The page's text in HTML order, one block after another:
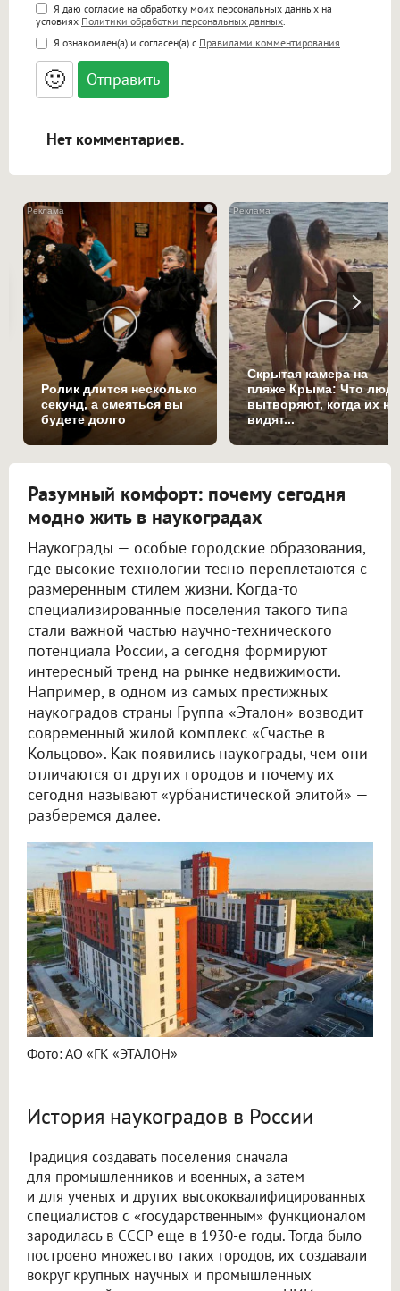
Поддержка HTML
<b>, <strong>, <u>, <i>, <em>, <s>, <big>,
<small>, <sup>, <sub>, <pre>, <ul>, <ol>, <li>,
<blockquote>, <code> экранирует HTML,
адреса URL автоматически становятся
ссылками, и [img]адрес[/img] будет
Я даю согласие на обработку моих персональных данных на
условиях Политики обработки персональных данных.
Я ознакомлен(а) и согласен(а) с Правилами комментирования.
🙂
Нет комментариев.
i
Ролик длится несколько
секунд, а смеяться вы
будете долго
Скрытая камера на
пляже Крыма: Что
вытворяют, когда их не
видят...
Разумный комфорт: почему сегодня
модно жить в наукоградах
Наукограды — особые городские образования,
где высокие технологии тесно переплетаются с
размеренным стилем жизни. Когда-то
специализированные поселения такого типа
стали важной частью научно-технического
потенциала России, а сегодня формируют
интересный тренд на рынке недвижимости.
Например, в одном из самых престижных
наукоградов страны Группа «Эталон» возводит
современный жилой комплекс «Счастье в
Кольцово». Как появились наукограды, чем они
отличаются от других городов и почему их
сегодня называют «урбанистической элитой» —
разберемся далее.
Фото: АО «ГК «ЭТАЛОН»
История наукоградов в России
Традиция создавать поселения сначала
для промышленников и военных, а затем
и для ученых и других высококвалифицированных
специалистов с «государственным» функционалом
зародилась в СССР еще в 1930-е годы. Тогда было
построено множество таких городов, их создавали
вокруг крупных научных и промышленных